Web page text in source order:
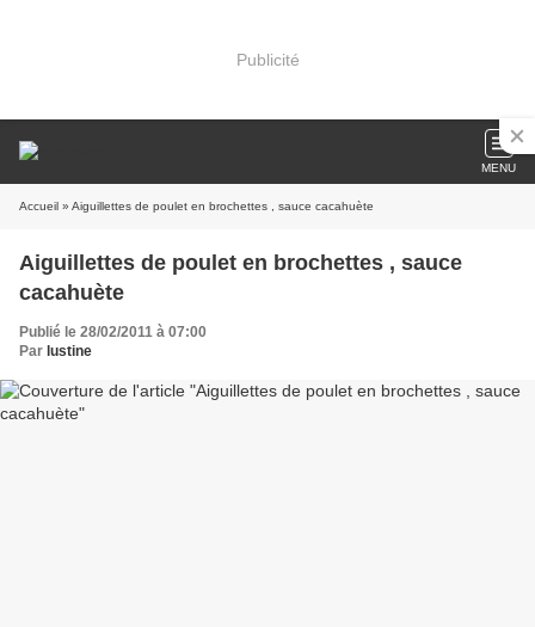
Publicité
MENU
Accueil » Aiguillettes de poulet en brochettes , sauce cacahuète
Aiguillettes de poulet en brochettes , sauce
cacahuète
Publié le 28/02/2011 à 07:00
Par lustine